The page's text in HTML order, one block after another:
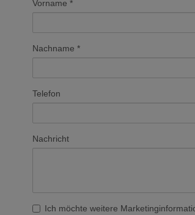
Vorname
Nachname
Telefon
Nachricht
Ich möchte weitere